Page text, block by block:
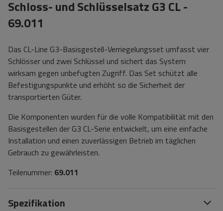
Schloss- und Schlüsselsatz G3 CL -
69.011
Das CL-Line G3-Basisgestell-Verriegelungsset umfasst vier
Schlösser und zwei Schlüssel und sichert das System
wirksam gegen unbefugten Zugriff. Das Set schützt alle
Befestigungspunkte und erhöht so die Sicherheit der
transportierten Güter.
Die Komponenten wurden für die volle Kompatibilität mit den
Basisgestellen der G3 CL-Serie entwickelt, um eine einfache
Installation und einen zuverlässigen Betrieb im täglichen
Gebrauch zu gewährleisten.
Teilenummer: 69.011
Spezifikation